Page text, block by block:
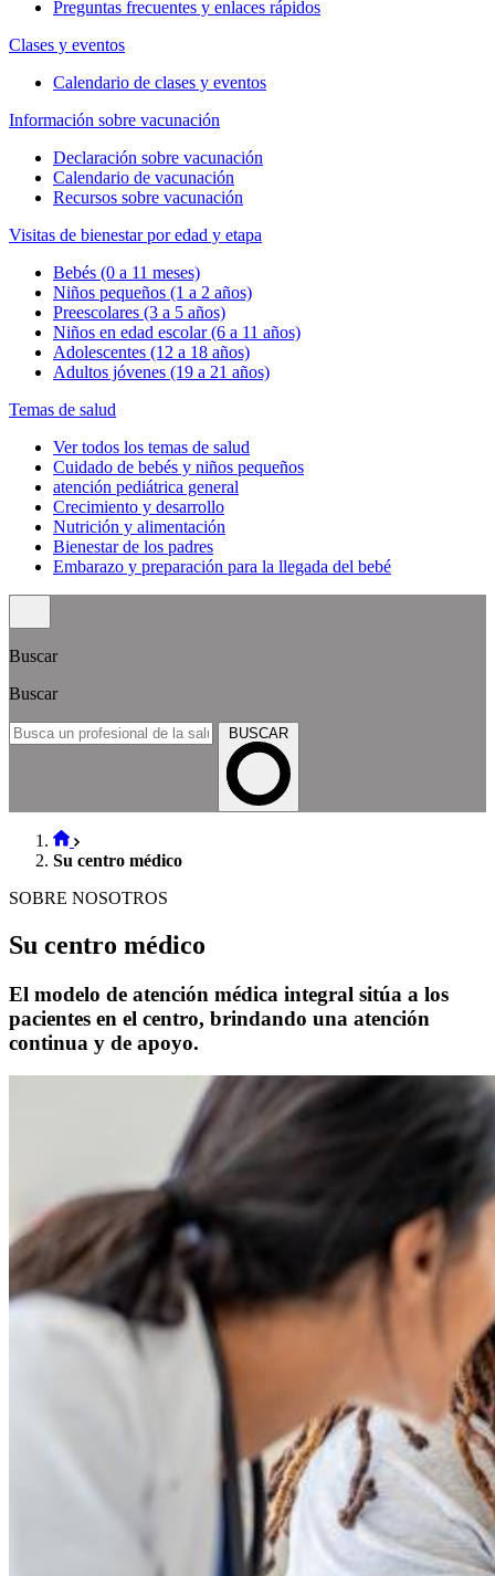
Preguntas frecuentes y enlaces rápidos
Clases y eventos
Calendario de clases y eventos
Información sobre vacunación
Declaración sobre vacunación
Calendario de vacunación
Recursos sobre vacunación
Visitas de bienestar por edad y etapa
Bebés (0 a 11 meses)
Niños pequeños (1 a 2 años)
Preescolares (3 a 5 años)
Niños en edad escolar (6 a 11 años)
Adolescentes (12 a 18 años)
Adultos jóvenes (19 a 21 años)
Temas de salud
Ver todos los temas de salud
Cuidado de bebés y niños pequeños
atención pediátrica general
Crecimiento y desarrollo
Nutrición y alimentación
Bienestar de los padres
Embarazo y preparación para la llegada del bebé
Buscar
Buscar
BUSCAR
Su centro médico
SOBRE NOSOTROS
Su centro médico
El modelo de atención médica integral sitúa a los
pacientes en el centro, brindando una atención
continua y de apoyo.